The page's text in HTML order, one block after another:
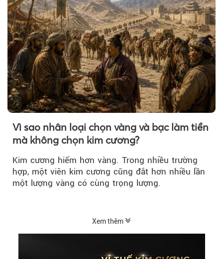
Vì sao nhân loại chọn vàng và bạc làm tiền
mà không chọn kim cương?
Kim cương hiếm hơn vàng. Trong nhiều trường
hợp, một viên kim cương cũng đắt hơn nhiều lần
một lượng vàng có cùng trọng lượng.
Xem thêm